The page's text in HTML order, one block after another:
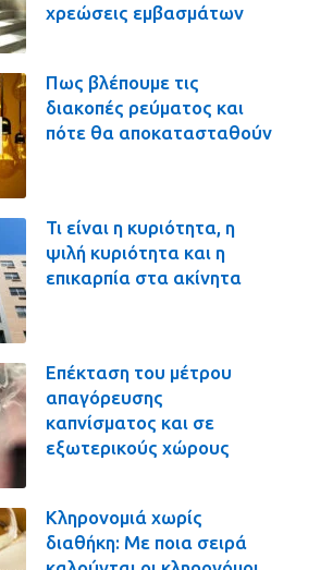
χρεώσεις εμβασμάτων
Πως βλέπουμε τις
διακοπές ρεύματος και
πότε θα αποκατασταθούν
Τι είναι η κυριότητα, η
ψιλή κυριότητα και η
επικαρπία στα ακίνητα
Επέκταση του μέτρου
απαγόρευσης
καπνίσματος και σε
εξωτερικούς χώρους
Κληρονομιά χωρίς
διαθήκη: Με ποια σειρά